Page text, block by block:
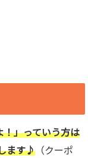
！」っていう方は
ます♪ （クーポ